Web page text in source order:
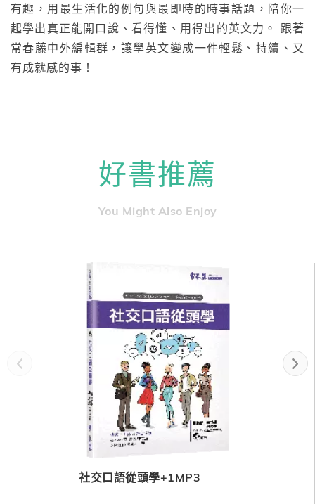
有趣，用最生活化的例句與最即時的時事話題，陪你一
起學出真正能開口說、看得懂、用得出的英文力。 跟著
常春藤中外編輯群，讓學英文變成一件輕鬆、持續、又
有成就感的事！
好書推薦
You Might Also Enjoy
社交口語從頭學+1MP3